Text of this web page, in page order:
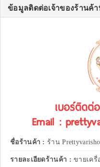
ข้อมูลติดต่อเจ้าของร้านค้
เบอร์ติดต่
Email :
ชื่อร้านค้า : ร้าน
รายละเอียดร้านค้า :ขายเครื่